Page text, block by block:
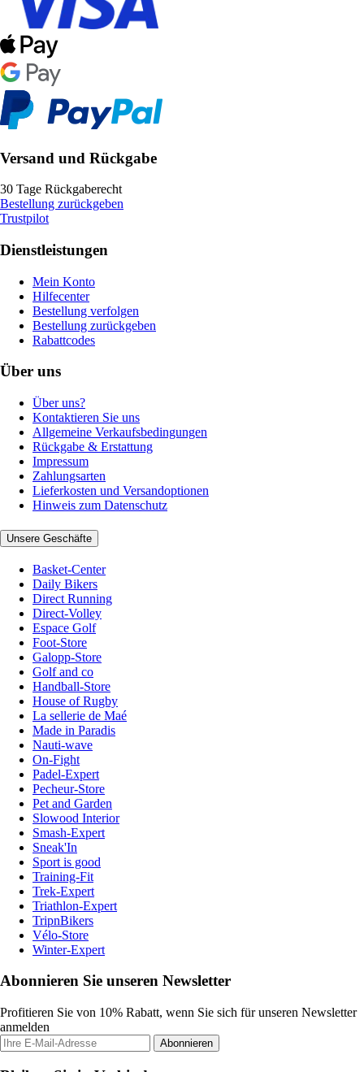
Versand und Rückgabe
30 Tage Rückgaberecht
Bestellung zurückgeben
Trustpilot
Dienstleistungen
Mein Konto
Hilfecenter
Bestellung verfolgen
Bestellung zurückgeben
Rabattcodes
Über uns
Über uns?
Kontaktieren Sie uns
Allgemeine Verkaufsbedingungen
Rückgabe & Erstattung
Impressum
Zahlungsarten
Lieferkosten und Versandoptionen
Hinweis zum Datenschutz
Unsere Geschäfte
Basket-Center
Daily Bikers
Direct Running
Direct-Volley
Espace Golf
Foot-Store
Galopp-Store
Golf and co
Handball-Store
House of Rugby
La sellerie de Maé
Made in Paradis
Nauti-wave
On-Fight
Padel-Expert
Pecheur-Store
Pet and Garden
Slowood Interior
Smash-Expert
Sneak'In
Sport is good
Training-Fit
Trek-Expert
Triathlon-Expert
TripnBikers
Vélo-Store
Winter-Expert
Abonnieren Sie unseren Newsletter
Profitieren Sie von 10% Rabatt, wenn Sie sich für unseren Newsletter
anmelden
Abonnieren